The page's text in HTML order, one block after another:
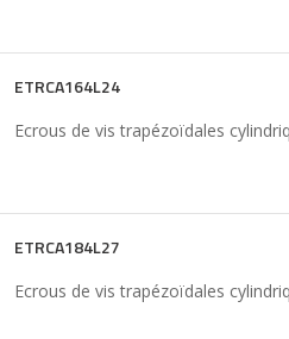
ETRCA164L24
Ecrous de vis trapézoïdales
ETRCA184L27
Ecrous de vis trapézoïdales